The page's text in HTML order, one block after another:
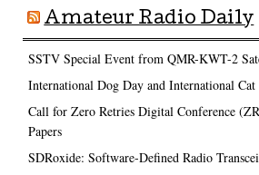
Amateur Radio Daily
SSTV Special Event from QMR-KWT-2
International Dog Day and International
Call for Zero Retries Digital Conference
Papers
SDRoxide: Software-Defined Radio